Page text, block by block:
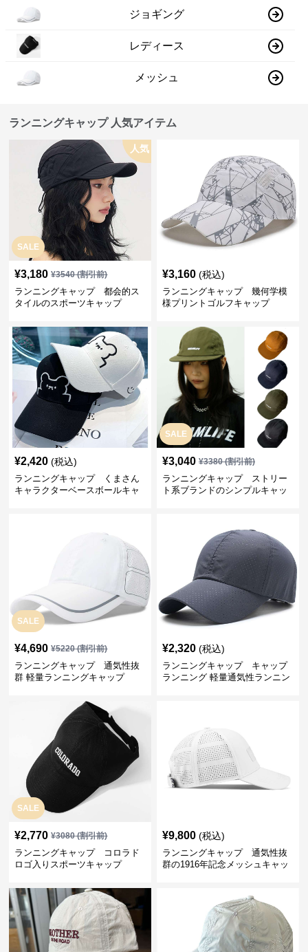
ジョギング
レディース
メッシュ
ランニングキャップ 人気アイテム
SALE
人気
¥3,180 ¥3540(割引前)
ランニングキャップ 都会的ス
タイルのスポーツキャップ
¥3,160 (税込)
ランニングキャップ 幾何学模
様プリントゴルフキャップ
¥2,420 (税込)
ランニングキャップ くまさん
キャラクターベースボールキャ
SALE
¥3,040 ¥3380(割引前)
ランニングキャップ ストリー
ト系ブランドのシンプルキャッ
SALE
¥4,690 ¥5220(割引前)
ランニングキャップ 通気性抜
群 軽量ランニングキャップ
¥2,320 (税込)
ランニングキャップ キャップ
ランニング 軽量通気性ランニン
SALE
¥2,770 ¥3080(割引前)
ランニングキャップ コロラド
ロゴ入りスポーツキャップ
¥9,800 (税込)
ランニングキャップ 通気性抜
群の1916年記念メッシュキャッ